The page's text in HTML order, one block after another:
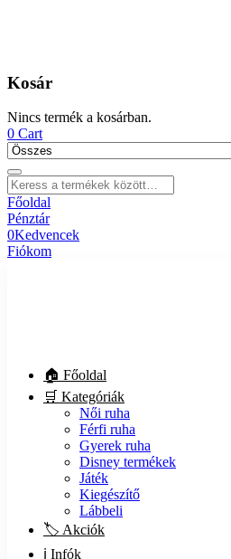
Kosár
Nincs termék a kosárban.
0 Cart
Főoldal
Pénztár
0Kedvencek
Fiókom
🏠 Főoldal
🛒 Kategóriák
Női ruha
Férfi ruha
Gyerek ruha
Disney termékek
Játék
Kiegészítő
Lábbeli
🏷️ Akciók
ℹ️ Infók